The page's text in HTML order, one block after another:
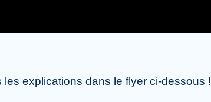
explications dans le flyer ci-dessous !